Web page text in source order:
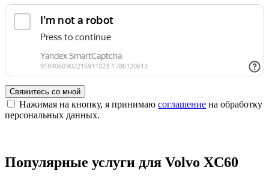
Свяжитесь со мной
Нажимая на кнопку, я принимаю соглашение на обработку
персональных данных.
Популярные услуги для Volvo XC60